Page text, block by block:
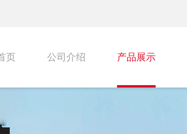
页 公司介绍 产品展示